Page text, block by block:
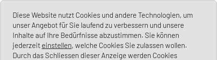
Diese Website nutzt Cookies und andere Technologien, um
unser Angebot für Sie laufend zu verbessern und unsere
Inhalte auf Ihre Bedürfnisse abzustimmen. Sie können
jederzeit einstellen, welche Cookies Sie zulassen wollen.
Durch das Schliessen dieser Anzeige werden Cookies
Psychotherapie Steiner